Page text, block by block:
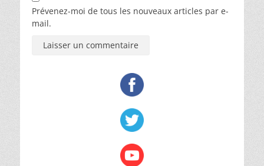
Prévenez-moi de tous les nouveaux articles par e-
mail.